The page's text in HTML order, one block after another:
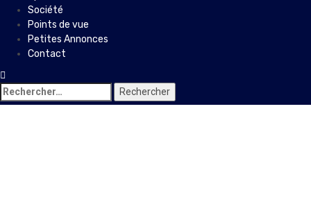
Société
Points de vue
Petites Annonces
Contact
Rechercher :